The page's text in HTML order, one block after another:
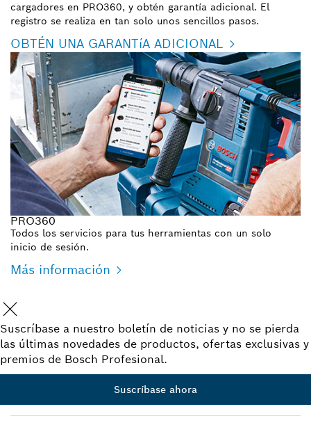
cargadores en PRO360, y obtén garantía adicional. El
registro se realiza en tan solo unos sencillos pasos.
OBTÉN UNA GARANTíA ADICIONAL
PRO360
Todos los servicios para tus herramientas con un solo
inicio de sesión.
Más información
Suscríbase a nuestro boletín de noticias y no se pierda
las últimas novedades de productos, ofertas exclusivas y
premios de Bosch Profesional.
Suscríbase ahora